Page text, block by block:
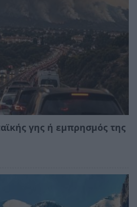
γης ή εμπρησμός της